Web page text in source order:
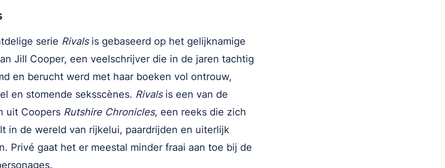
serie Rivals is gebaseerd op het gelijknamige
Jill Cooper, een veelschrijver die in de jaren tachtig
en berucht werd met haar boeken vol ontrouw,
en stomende seksscènes. Rivals is een van de
uit Coopers Rutshire Chronicles, een reeks die zich
in de wereld van rijkelui, paardrijden en uiterlijk
Privé gaat het er meestal minder fraai aan toe bij de